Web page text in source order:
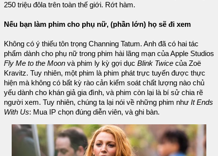
250 triệu đôla trên toàn thế giới. Rớt hàm.
Nếu bạn làm phim cho phụ nữ, (phần lớn) họ sẽ đi xem
Không có ý thiếu tôn trọng Channing Tatum. Anh đã có hai tác
phẩm dành cho phụ nữ trong phim hài lãng mạn của Apple Studios
Fly Me to the Moon và phim ly kỳ gợi dục Blink Twice của Zoë
Kravitz. Tuy nhiên, một phim là phim phát trực tuyến được thực
hiện mà không có bất kỳ rào cản kiểm soát chất lượng nào chủ
yếu dành cho khán giả gia đình, và phim còn lại là bí sử chia rẽ
người xem. Tuy nhiên, chúng ta lại nói về những phim như It Ends
With Us: Mua IP chọn đúng diễn viên, và ghi bàn.